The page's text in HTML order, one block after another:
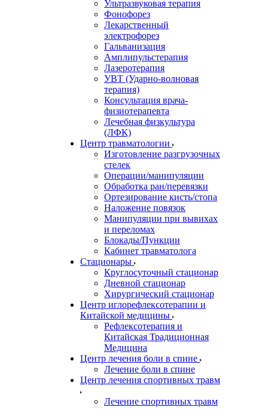
Ультразвуковая терапия
Фонофорез
Лекарственный
электрофорез
Гальванизация
Амплипульстерапия
Лазеротерапия
УВТ (Ударно-волновая
терапия)
Консультация врача-
физиотерапевта
Лечебная физкультура
(ЛФК)
Центр травматологии
Изготовление разгрузочных
стелек
Операции/манипуляции
Обработка ран/перевязки
Ортезирование кисть/стопа
Наложение повязок
Манипуляции при вывихах
и переломах
Блокады/Пункции
Кабинет травматолога
Стационары
Круглосуточный стационар
Дневной стационар
Хирургический стационар
Центр иглорефлексотерапии и
Китайской медицины
Рефлексотерапия и
Китайская Традиционная
Медицина
Центр лечения боли в спине
Лечение боли в спине
Центр лечения спортивных травм
Лечение спортивных травм